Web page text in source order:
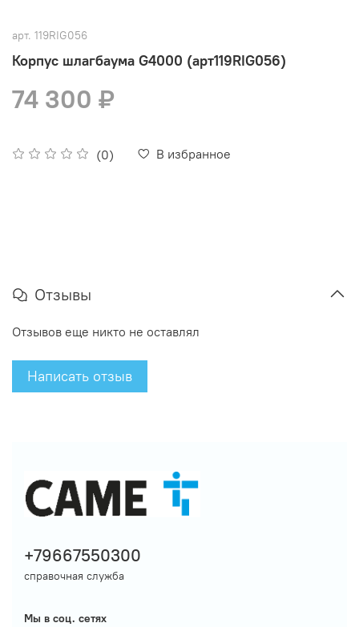
арт. 119RIG056
Корпус шлагбаума G4000 (арт119RIG056)
(0) В избранное
74 300 ₽
Отзывы
Отзывов еще никто не оставлял
Написать отзыв
+79667550300
справочная служба
Мы в соц. сетях